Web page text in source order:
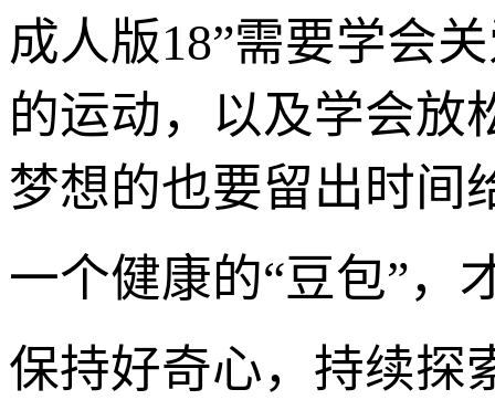
成人版18”需要学会
的运动，以及学会放
梦想的也要留出时间
一个健康的“豆包”，
保持好奇心，持续探